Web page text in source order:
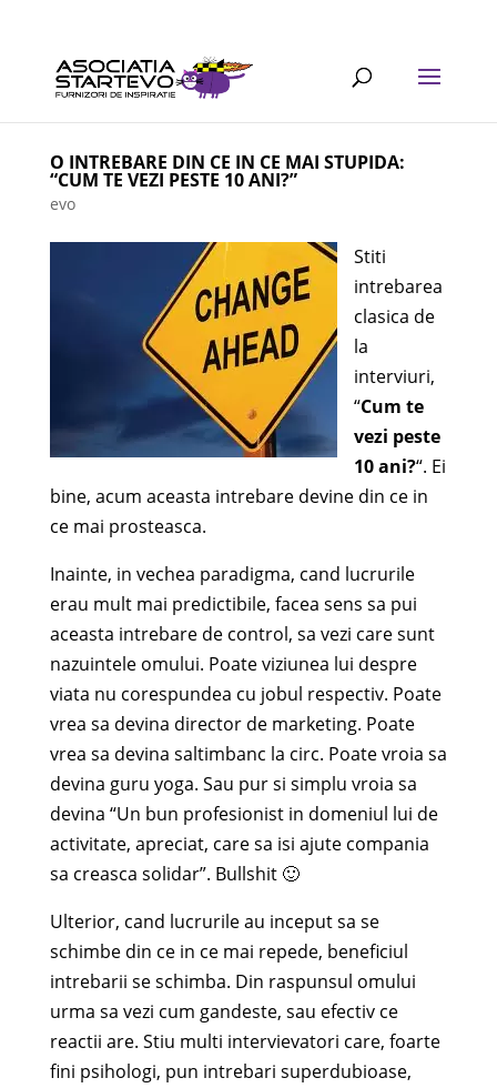
O INTREBARE DIN CE IN CE MAI STUPIDA:
“CUM TE VEZI PESTE 10 ANI?”
evo
Stiti
intrebarea
clasica de
la
interviuri,
“Cum te
vezi peste
10 ani?“. Ei
bine, acum aceasta intrebare devine din ce in
ce mai prosteasca.
Inainte, in vechea paradigma, cand lucrurile
erau mult mai predictibile, facea sens sa pui
aceasta intrebare de control, sa vezi care sunt
nazuintele omului. Poate viziunea lui despre
viata nu corespundea cu jobul respectiv. Poate
vrea sa devina director de marketing. Poate
vrea sa devina saltimbanc la circ. Poate vroia sa
devina guru yoga. Sau pur si simplu vroia sa
devina “Un bun profesionist in domeniul lui de
activitate, apreciat, care sa isi ajute compania
sa creasca solidar”. Bullshit 🙂
Ulterior, cand lucrurile au inceput sa se
schimbe din ce in ce mai repede, beneficiul
intrebarii se schimba. Din raspunsul omului
urma sa vezi cum gandeste, sau efectiv ce
reactii are. Stiu multi intervievatori care, foarte
fini psihologi, pun intrebari superdubioase,